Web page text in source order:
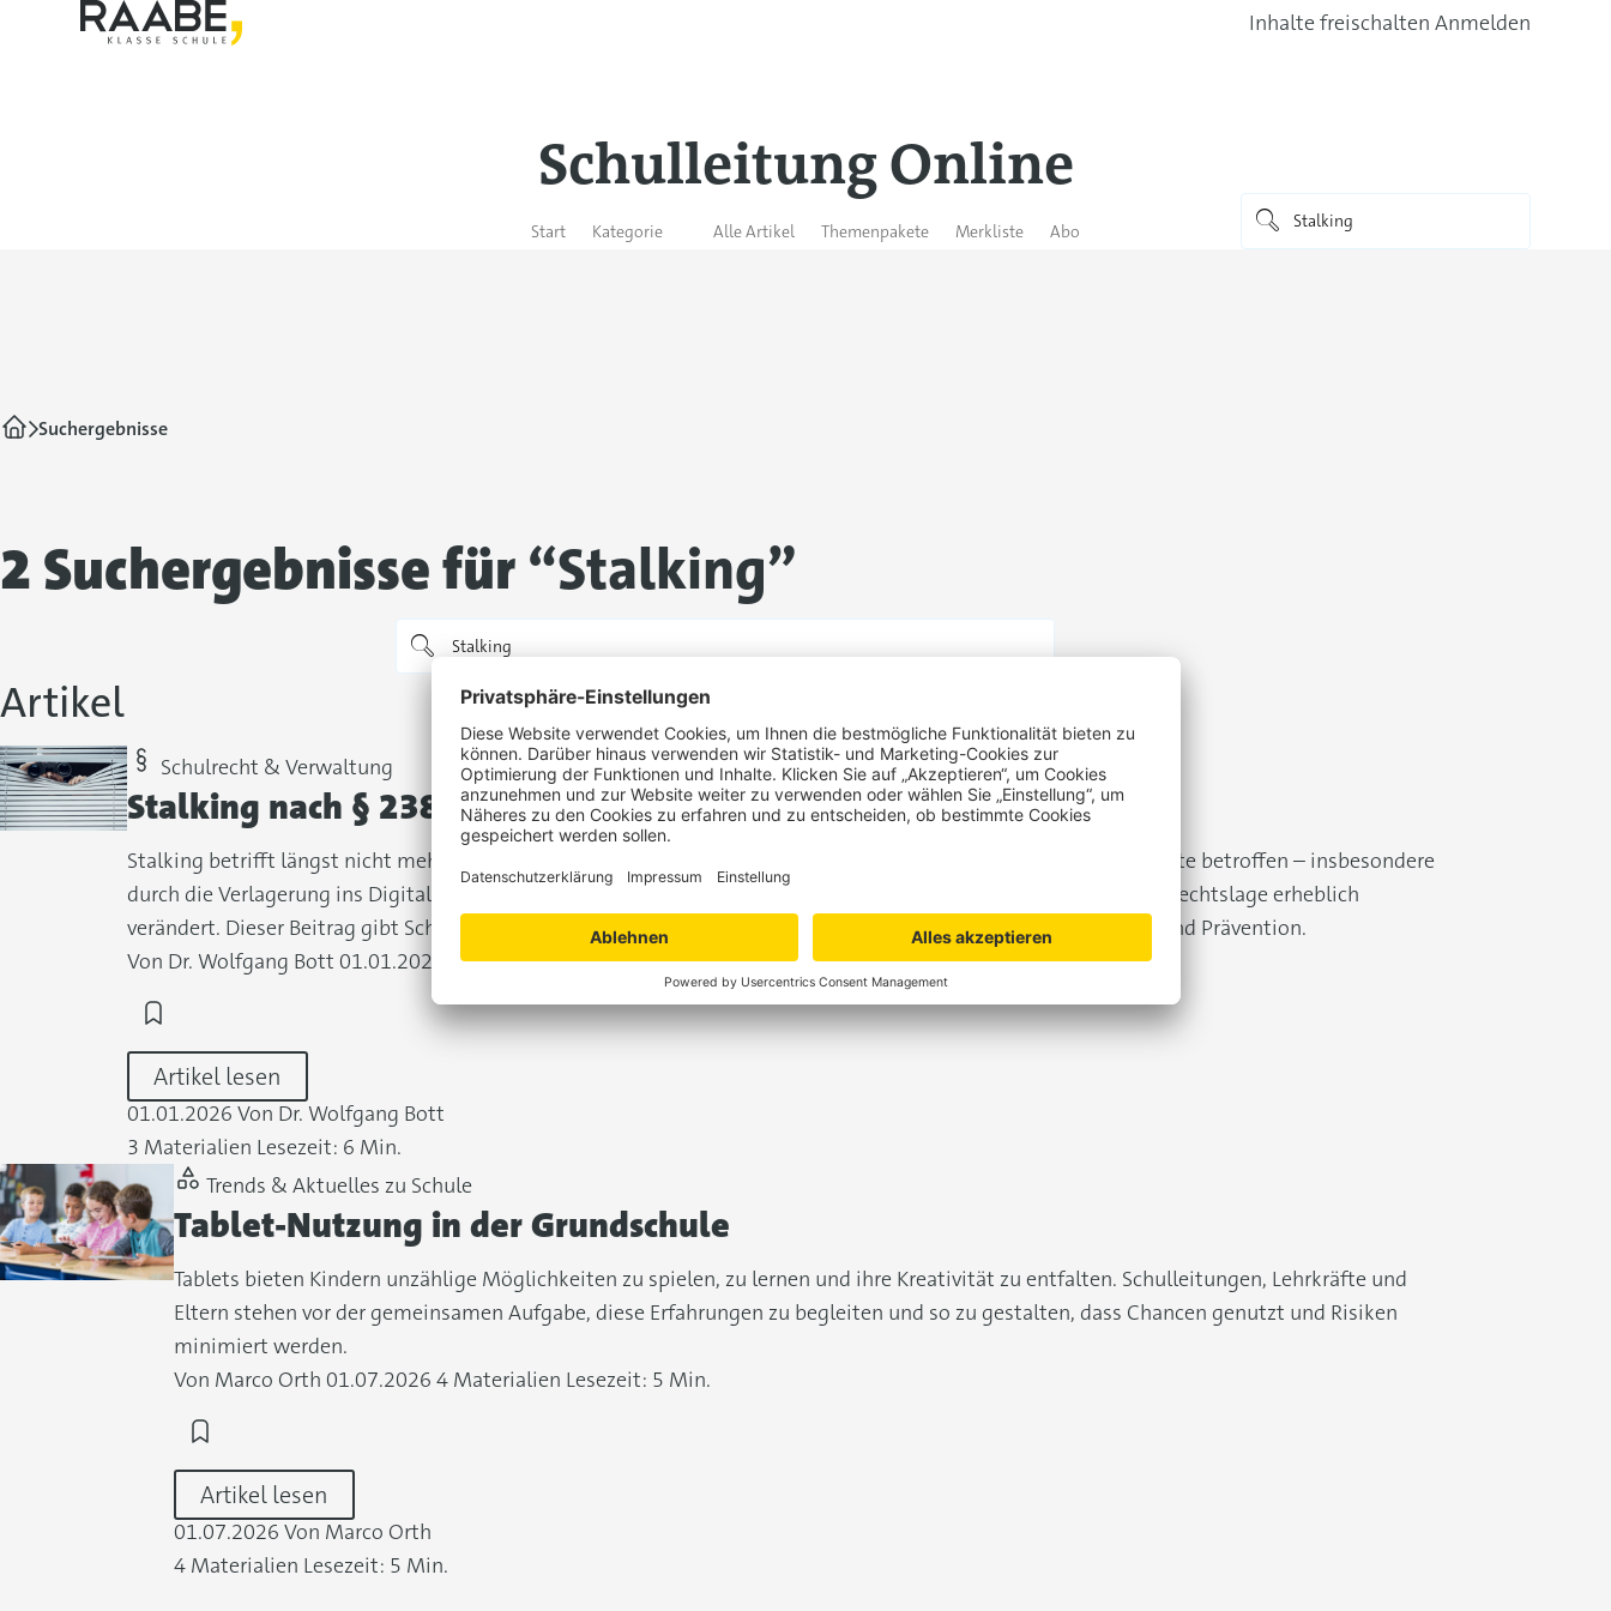
Inhalte freischalten Anmelden
Schulleitung Online
Start Kategorie Alle Artikel Themenpakete Merkliste Abo
Suchergebnisse
2 Suchergebnisse für“Stalking”
Artikel
Schulrecht & Verwaltung
Stalking nach § 238 StGB
Stalking betrifft längst nicht mehr nur Prominente. In Schulen sind Schülerinnen und Schüler ebenso wie Lehrkräfte betroffen – insbesondere
durch die Verlagerung ins Digitale. Seit der grundlegenden Reform des § 238 StGB im Oktober 2021 hat sich die Rechtslage erheblich
verändert. Dieser Beitrag gibt Schulleitungen einen kompakten Überblick über Tatbestand, Handlungspflichten und Prävention.
Von Dr. Wolfgang Bott 01.01.2026 3 MaterialienLesezeit: 6 Min.
Artikel lesen
01.01.2026 Von Dr. Wolfgang Bott
3 Materialien Lesezeit: 6 Min.
Trends & Aktuelles zu Schule
Tablet-Nutzung in der Grundschule
Tablets bieten Kindern unzählige Möglichkeiten zu spielen, zu lernen und ihre Kreativität zu entfalten. Schulleitungen, Lehrkräfte und
Eltern stehen vor der gemeinsamen Aufgabe, diese Erfahrungen zu begleiten und so zu gestalten, dass Chancen genutzt und Risiken
minimiert werden.
Von Marco Orth 01.07.2026 4 Materialien Lesezeit: 5 Min.
Artikel lesen
01.07.2026 Von Marco Orth
4 Materialien Lesezeit: 5 Min.